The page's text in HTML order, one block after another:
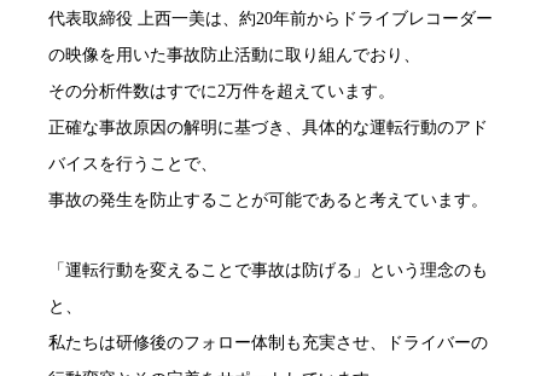
代表取締役 上西一美は、約20年前からドライブレコーダー
の映像を用いた事故防止活動に取り組んでおり、
その分析件数はすでに2万件を超えています。
正確な事故原因の解明に基づき、具体的な運転行動のアド
バイスを行うことで、
事故の発生を防止することが可能であると考えています。
「運転行動を変えることで事故は防げる」という理念のも
と、
私たちは研修後のフォロー体制も充実させ、ドライバーの